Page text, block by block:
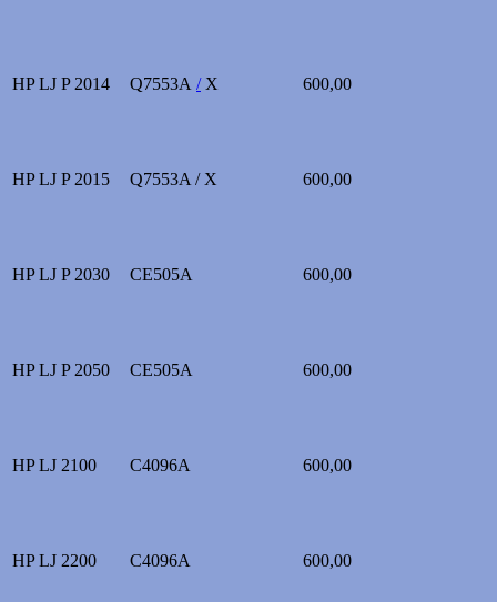
HP LJ P 2014 Q7553A /X 600,00
HP LJ P 2015 Q7553A / X 600,00
HP LJ P 2030 CE505A 600,00
HP LJ P 2050 CE505A 600,00
HP LJ 2100 C4096A 600,00
HP LJ 2200 C4096A 600,00